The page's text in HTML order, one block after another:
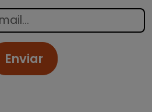
Enviar